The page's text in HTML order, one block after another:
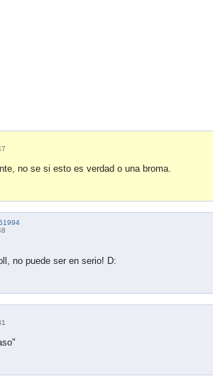
no se si esto es verdad o una broma.
no puede ser en serio! D: